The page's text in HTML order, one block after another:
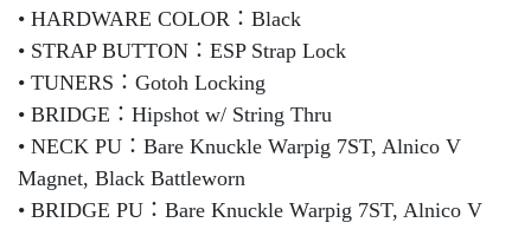
• HARDWARE COLOR：Black
• STRAP BUTTON：ESP Strap Lock
• TUNERS：Gotoh Locking
• BRIDGE：Hipshot w/ String Thru
• NECK PU：Bare Knuckle Warpig 7ST, Alnico V
Magnet, Black Battleworn
• BRIDGE PU：Bare Knuckle Warpig 7ST, Alnico V